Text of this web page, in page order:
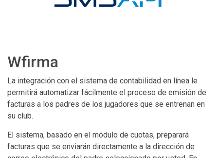
Wfirma
La integración con el sistema de contabilidad en línea le
permitirá automatizar fácilmente el proceso de emisión de
facturas a los padres de los jugadores que se entrenan en
su club.
El sistema, basado en el módulo de cuotas, preparará
facturas que se enviarán directamente a la dirección de